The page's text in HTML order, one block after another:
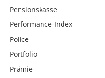
Pensionskasse
Performance-Index
Police
Portfolio
Prämie